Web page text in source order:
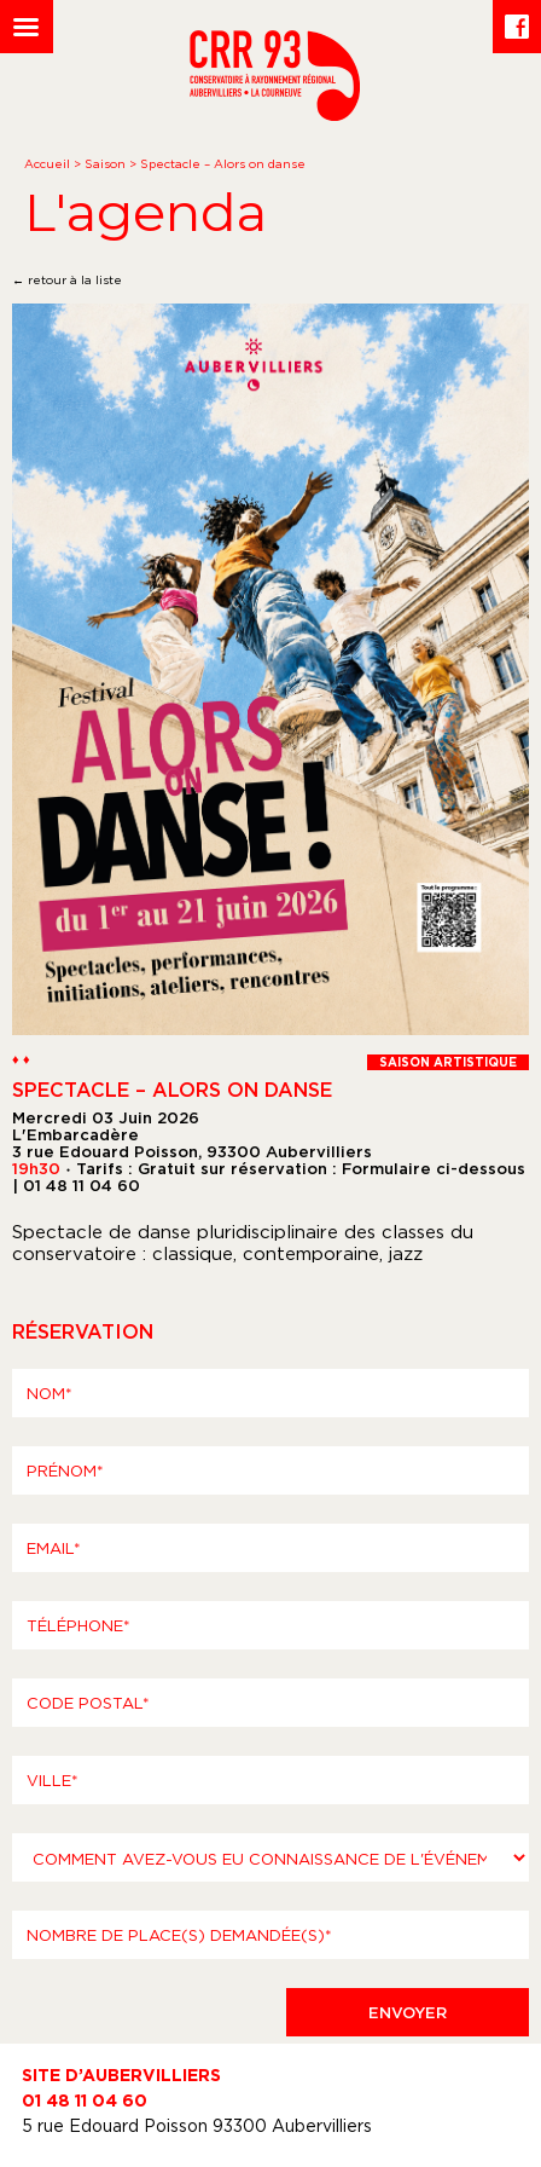
Accueil > Saison > Spectacle – Alors on danse
L'agenda
← retour à la liste
SAISON ARTISTIQUE
♦ ♦
SPECTACLE – ALORS ON DANSE
Mercredi 03 Juin 2026
L'Embarcadère
3 rue Edouard Poisson, 93300 Aubervilliers
19h30
●
Tarifs : Gratuit sur réservation : Formulaire ci-dessous
| 01 48 11 04 60
Spectacle de danse pluridisciplinaire des classes du
conservatoire : classique, contemporaine, jazz
RÉSERVATION
SITE D’AUBERVILLIERS
01 48 11 04 60
5 rue Edouard Poisson 93300 Aubervilliers